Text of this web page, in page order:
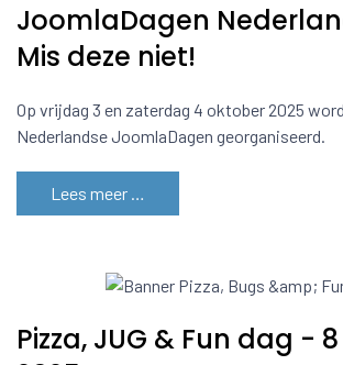
JoomlaDagen
Mis deze niet!
Op vrijdag 3 en zaterdag 4 oktober 2025
Nederlandse JoomlaDagen georganiseerd.
Lees meer …
Pizza, JUG & Fun dag -